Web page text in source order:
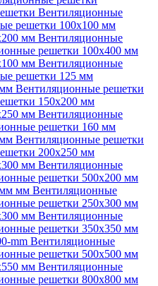
Вентиляционные
решетки 100х100 мм
мм Вентиляционные
решетки 100х400 мм
мм Вентиляционные
решетки 125 мм
Вентиляционные решетки
150х200 мм
мм Вентиляционные
решетки 160 мм
Вентиляционные решетки
200х250 мм
мм Вентиляционные
решетки 500х200 мм
мм Вентиляционные
решетки 250х300 мм
мм Вентиляционные
решетки 350х350 мм
mm Вентиляционные
решетки 500х500 мм
мм Вентиляционные
решетки 800х800 мм